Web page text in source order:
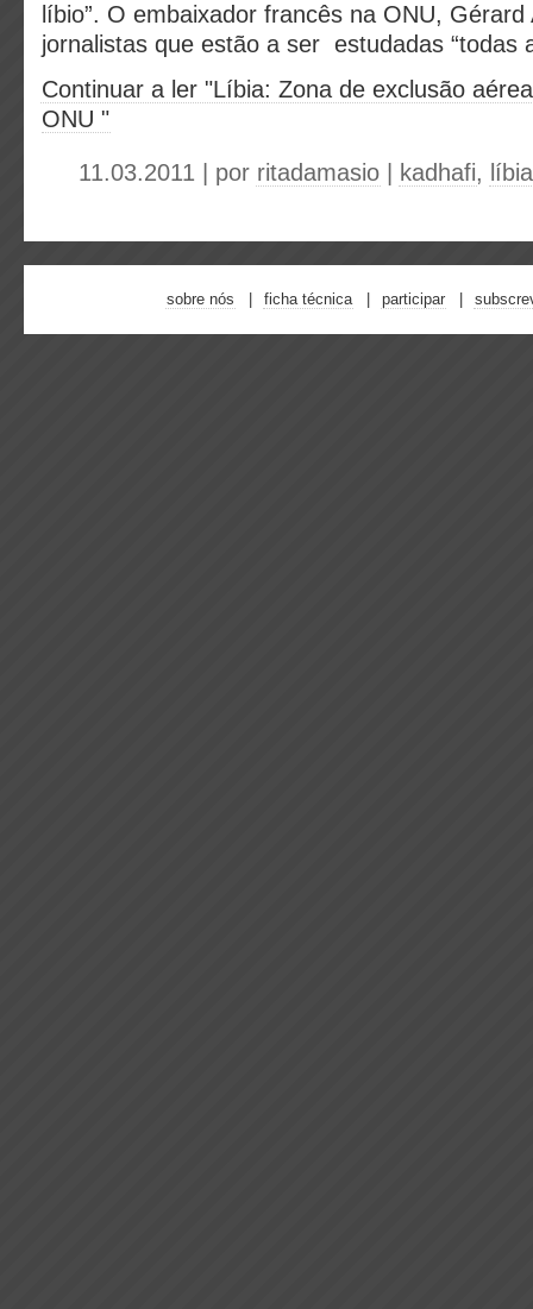
líbio”. O embaixador francês na ONU,
jornalistas que estão a ser estudadas “todas
Continuar a ler "Líbia: Zona de exclusão
ONU "
11.03.2011 | por ritadamasio kadhafi, líbia
sobre nós ficha técnica participar